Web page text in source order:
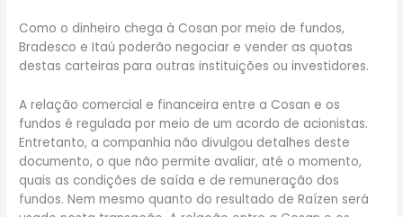
Como o dinheiro chega à Cosan por meio de fundos,
Bradesco e Itaú poderão negociar e vender as quotas
destas carteiras para outras instituições ou investidores.
A relação comercial e financeira entre a Cosan e os
fundos é regulada por meio de um acordo de acionistas.
Entretanto, a companhia não divulgou detalhes deste
documento, o que não permite avaliar, até o momento,
quais as condições de saída e de remuneração dos
fundos. Nem mesmo quanto do resultado de Raízen será